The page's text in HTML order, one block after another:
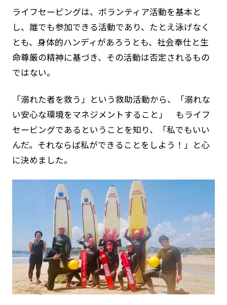
ライフセービングは、ボランティア活動を基本と
し、誰でも参加できる活動であり、たとえ泳げなく
とも、身体的ハンディがあろうとも、社会奉仕と生
命尊厳の精神に基づき、その活動は否定されるもの
ではない。
「溺れた者を救う」という救助活動から、「溺れな
い安心な環境をマネジメントすること」 もライフ
セービングであるということを知り、「私でもいい
んだ。それならば私ができることをしよう！」と心
に決めました。